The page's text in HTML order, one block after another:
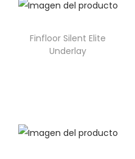
Finfloor Silent Elite
Underlay